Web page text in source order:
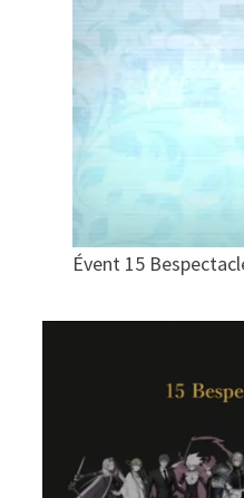
Évent 15